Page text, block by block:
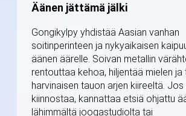
Äänen jättämä jälki
Gongikylpy yhdistää Aasian vanhan
soitinperinteen ja nykyaikaisen
äänen äärelle. Soivan metallin
rentouttaa kehoa, hiljentää mielen
harvinaisen tauon arjen kiireeltä. Jos
kiinnostaa, kannattaa etsiä ohjattu
lähimmältä joogastudiolta tai